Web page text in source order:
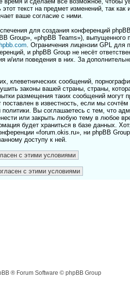
текст на предмет изменений, так как
ваше согласие с ними.
для создания конференций
Group», «phpBB Teams»), выпущенного
. Ограничения лицензии GPL для
и phpBB Group не несёт
и/или поведения в них. За
клеветнических сообщений,
законы вашей страны, страны,
размещения таких сообщений могут
в известность, если мы
Вы соглашаетесь с тем, что
или закрыть любую тему в любое
будет храниться в базе данных.
«forum.okis.ru», ни phpBB
доступу к ней.
® Forum Software © phpBB Group